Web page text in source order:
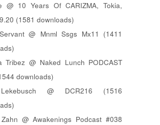
@ 10 Years Of CARIZMA, Tokia,
(1581 downloads)
@ Mnml Ssgs Mx11 (1411
Tribez @ Naked Lunch PODCAST
downloads)
@ DCR216 (1516
@ Awakenings Podcast #038